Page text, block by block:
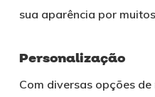
sua aparência por
Personalização
Com diversas opções